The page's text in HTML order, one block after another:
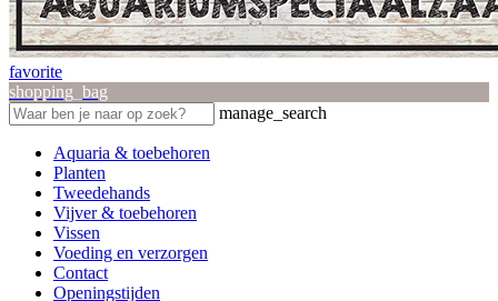
favorite
shopping_bag
manage_search
Aquaria & toebehoren
Planten
Tweedehands
Vijver & toebehoren
Vissen
Voeding en verzorgen
Contact
Openingstijden